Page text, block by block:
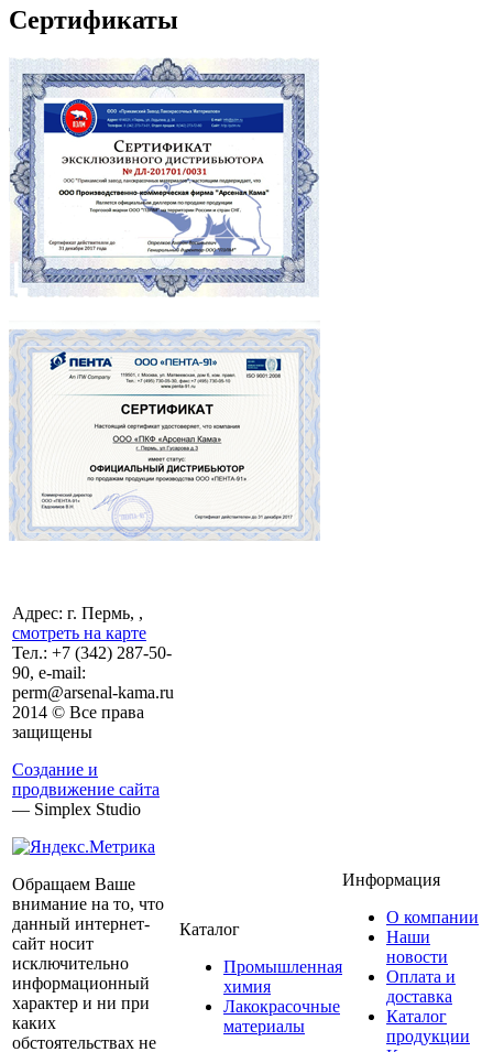
Сертификаты
Адрес: г. Пермь, ,
смотреть на карте
Тел.: +7 (342) 287-50-
90, e-mail:
perm@arsenal-kama.ru
2014 © Все права
защищены
Создание и
продвижение сайта
— Simplex Studio
Обращаем Ваше
внимание на то, что
данный интернет-
сайт носит
исключительно
информационный
характер и ни при
каких
обстоятельствах не
Каталог
Промышленная
химия
Лакокрасочные
материалы
Информация
О компании
Наши
новости
Оплата и
доставка
Каталог
продукции